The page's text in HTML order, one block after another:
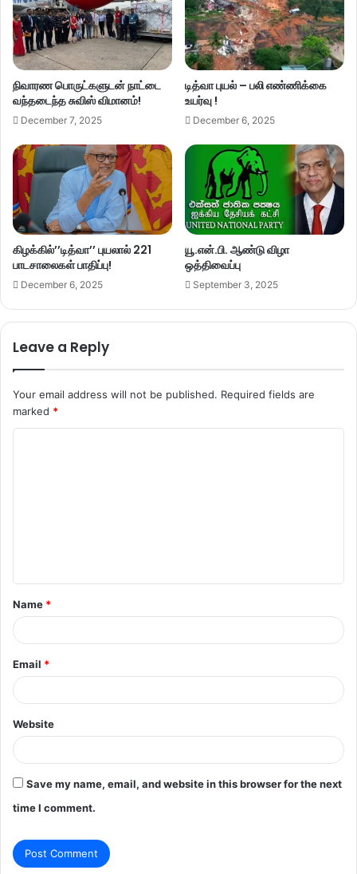
நிவாரண பொருட்களுடன் நாட்டை
வந்தடைந்த சுவிஸ் விமானம்!
December 7, 2025
டித்வா புயல் – பலி எண்ணிக்கை
உயர்வு !
December 6, 2025
கிழக்கில்’’டித்வா’’ புயலால் 221
பாடசாலைகள் பாதிப்பு!
December 6, 2025
யூ.என்.பி. ஆண்டு விழா
ஒத்திவைப்பு
September 3, 2025
Leave a Reply
Your email address will not be published. Required fields are
marked *
t
*
Name *
Email *
Website
Save my name, email, and website in this browser for the next
time I comment.